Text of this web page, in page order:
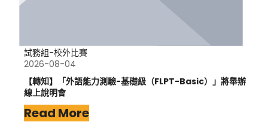
試務組-校外比賽
2026-08-04
【轉知】「外語能力測驗-基礎級（FLPT-Basic）」將舉辦
線上說明會
Read More